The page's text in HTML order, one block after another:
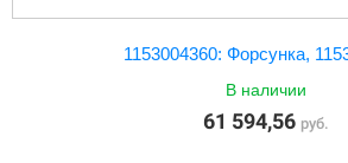
1153004360: Форсунка,
В наличии
61 594,56 руб.